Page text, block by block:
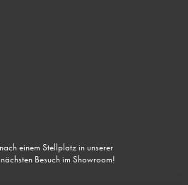
einem Stellplatz in unserer
Besuch im Showroom!